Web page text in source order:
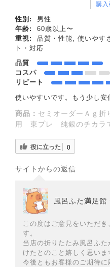
購
性別:
男性
年齢:
60歳以上〜
重視:
品質・性能, 使いやす
ト・対応
品質
コスパ
リピート
使いやすいです。もう少し安
商品： セミオーダーＡｇ折
用 東プレ 純銀のチカラ
役に立った 0
サイトからの返信
風呂ふた満足館
この度はご意見をいただ
す。
当店の折りたたみ風呂ふ
けたとのこと嬉しく思いま
今後ともお客様のご期待